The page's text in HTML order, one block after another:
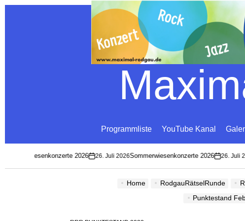
Programmliste YouTube Kanal
2026on
26. Juli 2026Sommerwiesenkonzerte 2026on
26. Juli
Home RodgauRätselRunde
Punktestand